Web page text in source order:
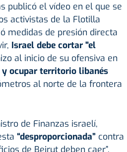
publicó el vídeo en el que se
activistas de la Flotilla
medidas de presión directa
Israel debe cortar "el
al inicio de su ofensiva en
ocupar territorio libanés
al norte de la frontera
de Finanzas israelí,
“desproporcionada” contra